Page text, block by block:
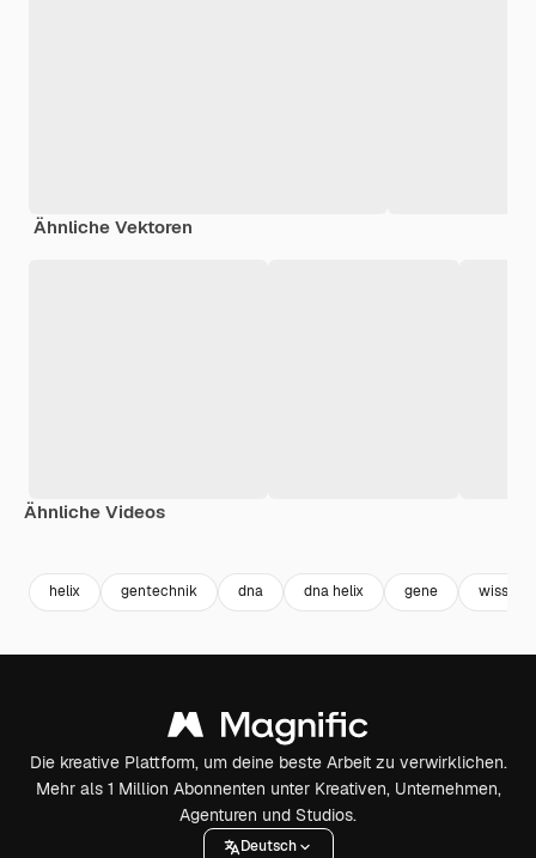
Ähnliche Vektoren
Ähnliche Videos
helix gentechnik dna dna helix gene
Die kreative Plattform, um deine beste Arbeit zu verwirklichen.
Mehr als 1 Million Abonnenten unter Kreativen, Unternehmen,
Agenturen und Studios.
Deutsch